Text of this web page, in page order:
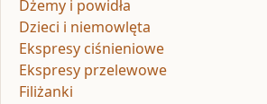
Dżemy i powidła
Dzieci i niemowlęta
Ekspresy ciśnieniowe
Ekspresy przelewowe
Filiżanki